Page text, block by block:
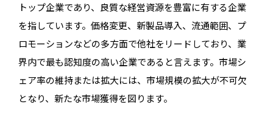
トップ企業であり、良質な経営資源を豊富に有する企業
を指しています。価格変更、新製品導入、流通範囲、プ
ロモーションなどの多方面で他社をリードしており、業
界内で最も認知度の高い企業であると言えます。市場シ
ェア率の維持または拡大には、市場規模の拡大が不可欠
となり、新たな市場獲得を図ります。